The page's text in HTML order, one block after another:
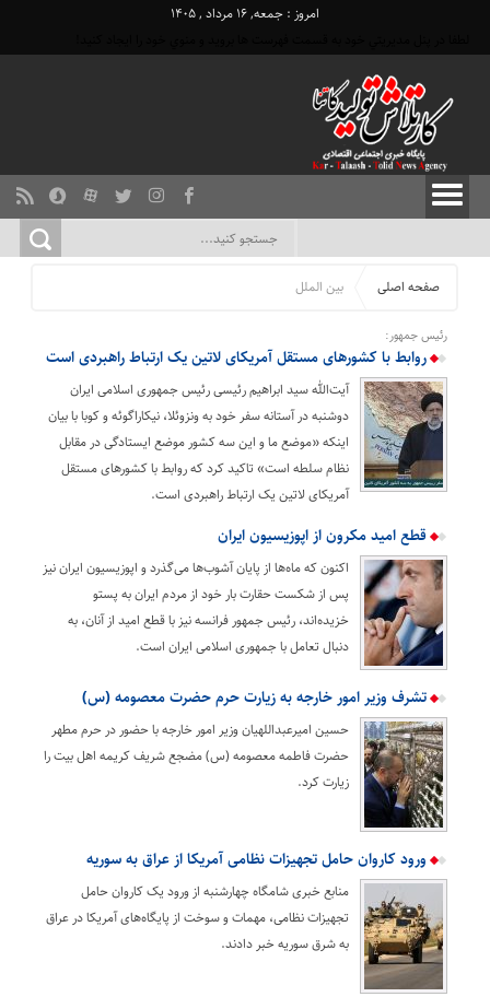
امروز : جمعه, ۱۶ مرداد , ۱۴۰۵
صفحه اصلی بین الملل
رئیس جمهور:
روابط با کشورهای مستقل آمریکای لاتین یک ارتباط راهبردی است
آیت‌الله سید ابراهیم رئیسی رئیس جمهوری اسلامی ایران
دوشنبه در آستانه سفر خود به ونزوئلا، نیکاراگوئه و کوبا با بیان
اینکه «موضع ما و این سه کشور موضع ایستادگی در مقابل
نظام سلطه است» تاکید کرد که روابط با کشورهای مستقل
آمریکای لاتین یک ارتباط راهبردی است.
قطع امید مکرون از اپوزیسیون ایران
اکنون که ماه‌ها از پایان آشوب‌ها می‌گذرد و اپوزیسیون ایران نیز
پس از شکست حقارت بار خود از مردم ایران به پستو
خزیده‌اند، رئیس جمهور فرانسه نیز با قطع امید از آنان، به
دنبال تعامل با جمهوری اسلامی ایران است.
تشرف وزیر امور خارجه به زیارت حرم حضرت معصومه (س)
حسین امیرعبداللهیان وزیر امور خارجه با حضور در حرم مطهر
حضرت فاطمه معصومه (س) مضجع شریف کریمه اهل بیت را
زیارت کرد.
ورود کاروان حامل تجهیزات نظامی آمریکا از عراق به سوریه
منابع خبری شامگاه چهارشنبه از ورود یک کاروان حامل
تجهیزات نظامی، مهمات و سوخت از پایگاه‌های آمریکا در عراق
به شرق سوریه خبر دادند.